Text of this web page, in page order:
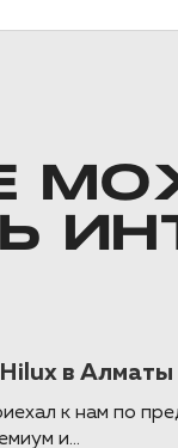
в Алматы
к нам по
и...